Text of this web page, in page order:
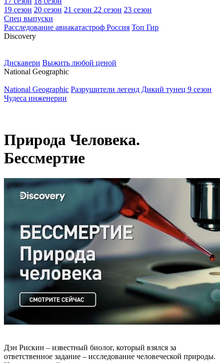
19 сезон 20 сезон 21 сезон 22 сезон 23 сезон
Спец выпуски
Расследование авиакатастроф Россия Топ Гир
Discovery
Дискавери Выжить любой ценой
National Geographic
National Geographic Разрушители легенд Дикий тунец 9 сезон
Чудеса инженерии
Природа Человека.
Бессмертие
Дэн Рискин – известный биолог, который взялся за
ответственное задание – исследование человеческой природы.